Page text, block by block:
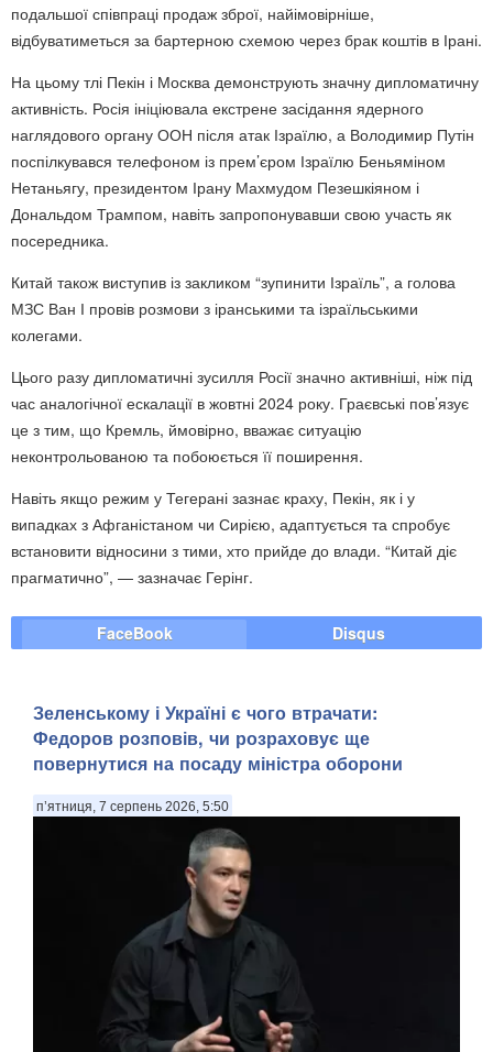
подальшої співпраці продаж зброї, найімовірніше,
відбуватиметься за бартерною схемою через брак коштів в Ірані.
На цьому тлі Пекін і Москва демонструють значну дипломатичну
активність. Росія ініціювала екстрене засідання ядерного
наглядового органу ООН після атак Ізраїлю, а Володимир Путін
поспілкувався телефоном із прем’єром Ізраїлю Беньяміном
Нетаньягу, президентом Ірану Махмудом Пезешкіяном і
Дональдом Трампом, навіть запропонувавши свою участь як
посередника.
Китай також виступив із закликом “зупинити Ізраїль”, а голова
МЗС Ван І провів розмови з іранськими та ізраїльськими
колегами.
Цього разу дипломатичні зусилля Росії значно активніші, ніж під
час аналогічної ескалації в жовтні 2024 року. Граєвські пов’язує
це з тим, що Кремль, ймовірно, вважає ситуацію
неконтрольованою та побоюється її поширення.
Навіть якщо режим у Тегерані зазнає краху, Пекін, як і у
випадках з Афганістаном чи Сирією, адаптується та спробує
встановити відносини з тими, хто прийде до влади. “Китай діє
прагматично”, — зазначає Герінг.
FaceBook Disqus
Зеленському і Україні є чого втрачати:
Федоров розповів, чи розраховує ще
повернутися на посаду міністра оборони
п’ятниця, 7 серпень 2026, 5:50